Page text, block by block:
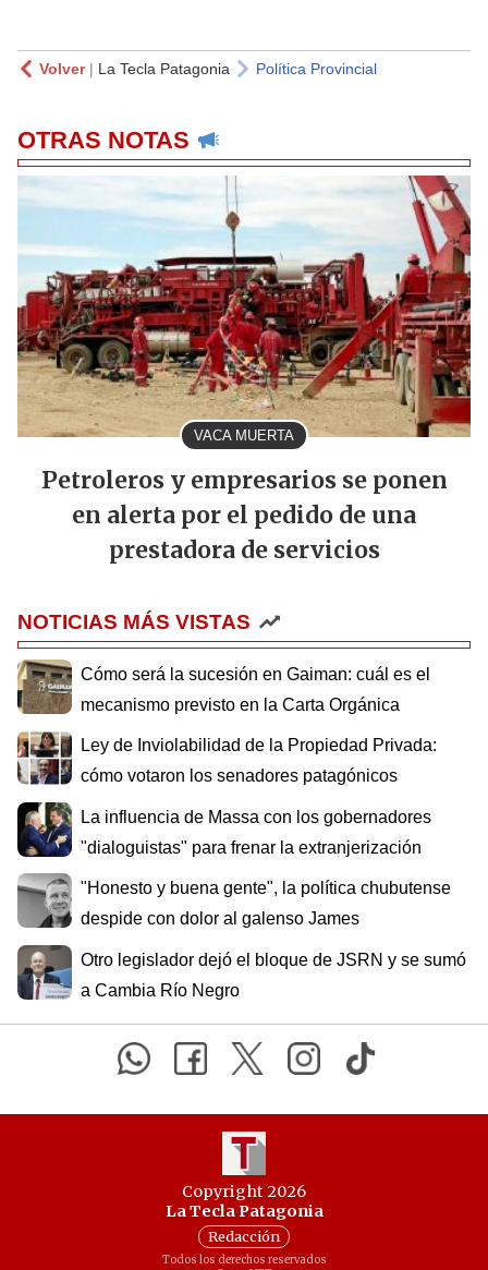
Volver| La Tecla Patagonia Política Provincial
OTRAS NOTAS
VACA MUERTA
Petroleros y empresarios se ponen
en alerta por el pedido de una
prestadora de servicios
NOTICIAS MÁS VISTAS
Cómo será la sucesión en Gaiman: cuál es el
mecanismo previsto en la Carta Orgánica
Ley de Inviolabilidad de la Propiedad Privada:
cómo votaron los senadores patagónicos
La influencia de Massa con los gobernadores
"dialoguistas" para frenar la extranjerización
"Honesto y buena gente", la política chubutense
despide con dolor al galenso James
Otro legislador dejó el bloque de JSRN y se sumó
a Cambia Río Negro
Copyright 2026
La Tecla Patagonia
Redacción
Todos los derechos reservados